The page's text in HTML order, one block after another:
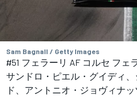
Sam Bagnall / Getty Images
#51 フェラーリ AF コルセ フェ
サンドロ・ピエル・グイディ
ド、アントニオ・ジョヴィナッ